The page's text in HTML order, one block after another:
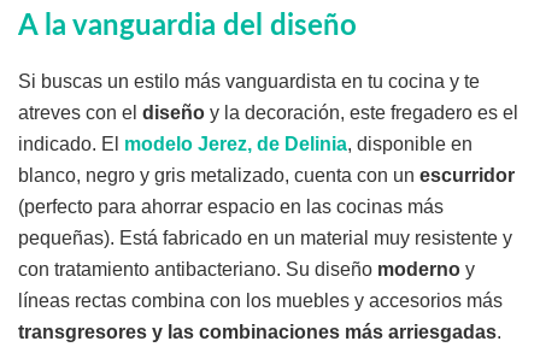
A la vanguardia del diseño
Si buscas un estilo más vanguardista en tu cocina y te
atreves con el diseño y la decoración, este fregadero es el
indicado. El modelo Jerez, de Delinia, disponible en
blanco, negro y gris metalizado, cuenta con un escurridor
(perfecto para ahorrar espacio en las cocinas más
pequeñas). Está fabricado en un material muy resistente y
con tratamiento antibacteriano. Su diseño moderno y
líneas rectas combina con los muebles y accesorios más
transgresores y las combinaciones más arriesgadas.